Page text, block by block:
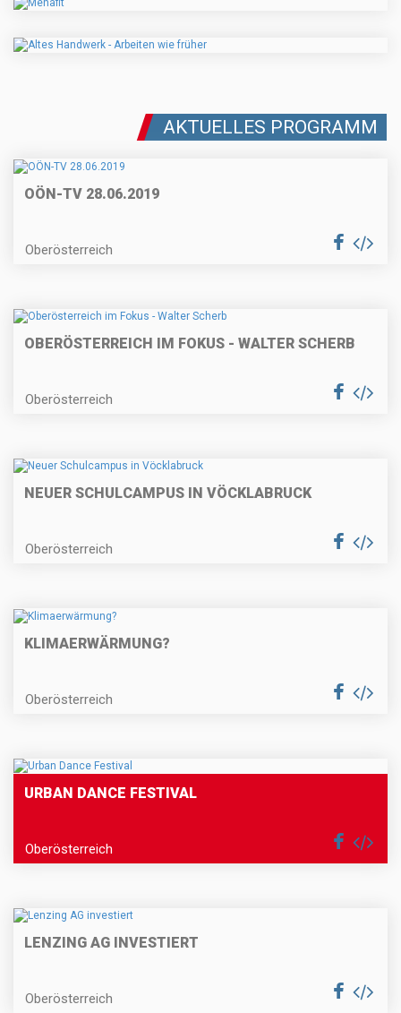
AKTUELLES PROGRAMM
OÖN-TV 28.06.2019
Oberösterreich
OBERÖSTERREICH IM FOKUS - WALTER SCHERB
Oberösterreich
NEUER SCHULCAMPUS IN VÖCKLABRUCK
Oberösterreich
KLIMAERWÄRMUNG?
Oberösterreich
URBAN DANCE FESTIVAL
Oberösterreich
LENZING AG INVESTIERT
Oberösterreich